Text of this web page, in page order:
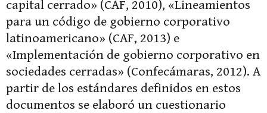
capital cerrado» (CAF, 2010), «Lineamientos
para un código de gobierno corporativo
latinoamericano» (CAF, 2013) e
«Implementación de gobierno corporativo en
sociedades cerradas» (Confecámaras, 2012). A
partir de los estándares definidos en estos
documentos se elaboró un cuestionario